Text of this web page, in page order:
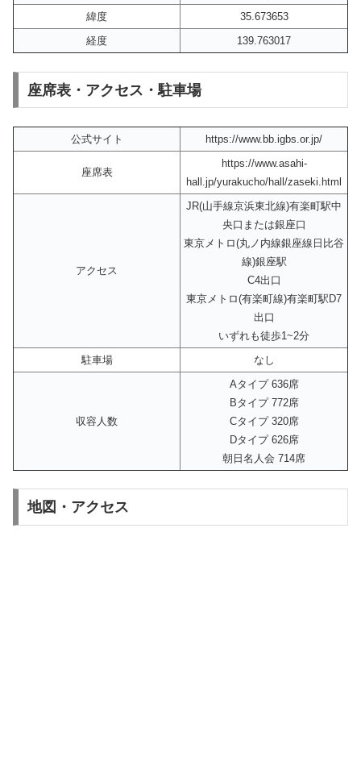
緯度
35.673653
経度
139.763017
座席表・アクセス・駐車場
公式サイト https://www.bb.igbs.or.jp/
座席表
https://www.asahi-
hall.jp/yurakucho/hall/zaseki.html
アクセス
JR(山手線京浜東北線)有楽町駅中
央口または銀座口
東京メトロ(丸ノ内線銀座線日比谷
線)銀座駅
C4出口
東京メトロ(有楽町線)有楽町駅D7
出口
いずれも徒歩1~2分
駐車場
なし
収容人数
Aタイプ 636席
Bタイプ 772席
Cタイプ 320席
Dタイプ 626席
朝日名人会 714席
地図・アクセス